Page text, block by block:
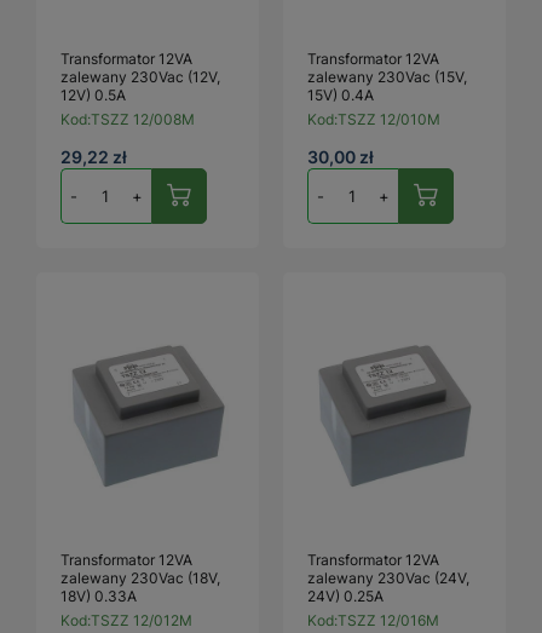
Transformator 12VA
zalewany 230Vac (12V,
12V) 0.5A
Kod:TSZZ 12/008M
29,22 zł
- +
Transformator 12VA
zalewany 230Vac (15V,
15V) 0.4A
Kod:TSZZ 12/010M
30,00 zł
- +
Transformator 12VA
zalewany 230Vac (18V,
18V) 0.33A
Kod:TSZZ 12/012M
Transformator 12VA
zalewany 230Vac (24V,
24V) 0.25A
Kod:TSZZ 12/016M